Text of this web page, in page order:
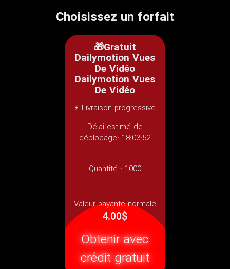
Choisissez un forfait
🎁Gratuit
Dailymotion Vues
De Vidéo
Dailymotion Vues
De Vidéo
⚡ Livraison progressive
Délai estimé de
déblocage: 18:03:52
Quantité : 1000
Valeur payante normale
4.00$
Obtenir avec
crédit gratuit